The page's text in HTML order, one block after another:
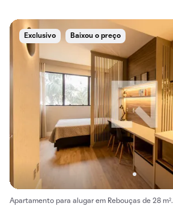
Exclusivo Baixou o preço
Apartamento para alugar em Rebouças de 28 m².